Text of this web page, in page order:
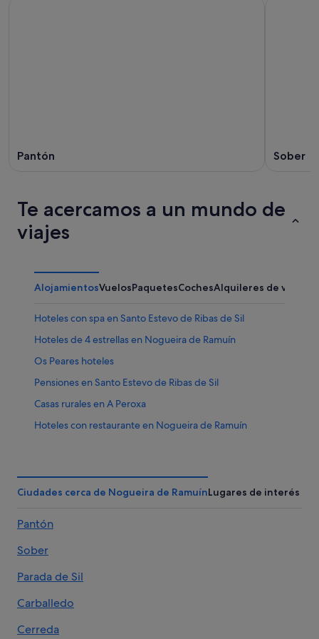
Pantón Sober
Te acercamos a un mundo de
viajes
AlojamientosVuelosPaquetesCochesAlquileres de
Hoteles con spa en Santo Estevo de Ribas de Sil
Hoteles de 4 estrellas en Nogueira de Ramuín
Os Peares hoteles
Pensiones en Santo Estevo de Ribas de Sil
Casas rurales en A Peroxa
Hoteles con restaurante en Nogueira de Ramuín
Casas rurales en Os Peares
Hoteles cerca de Monumento O Afiador
Hoteles con bar en Nogueira de Ramuín
Casas de campo en Penalba
Ciudades cerca de Nogueira de RamuínLugares de interés
Pantón
Sober
Parada de Sil
Carballedo
Cerreda